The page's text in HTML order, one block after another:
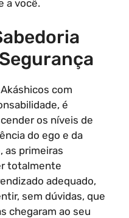
a você.
com
é
os níveis de
do ego e da
as primeiras
totalmente
adequado,
sem dúvidas, que
chegaram ao seu